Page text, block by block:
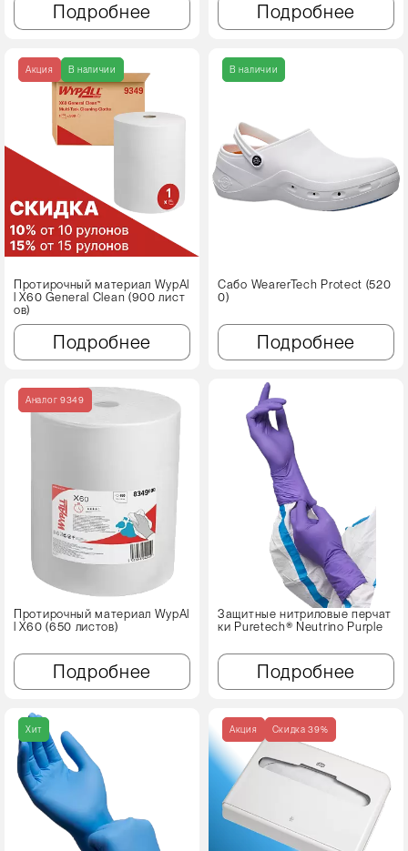
Подробнее Подробнее
Акция В наличии
Протирочный материал WypAl
l X60 Genеral Clean (900 лист
ов)
Подробнее
В наличии
Сабо WearerTech Protect (520
0)
Подробнее
Аналог 9349
Протирочный материал WypAl
l X60 (650 листов)
Подробнее
Защитные нитриловые перчат
ки Puretech® Neutrino Purple
Подробнее
Хит Акция Cкидка 39%